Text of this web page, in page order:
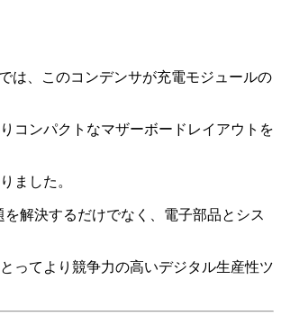
は、このコンデンサが充電モジュールの
コンパクトなマザーボードレイアウトを
ました。
解決するだけでなく、電子部品とシス
ってより競争力の高いデジタル生産性ツ